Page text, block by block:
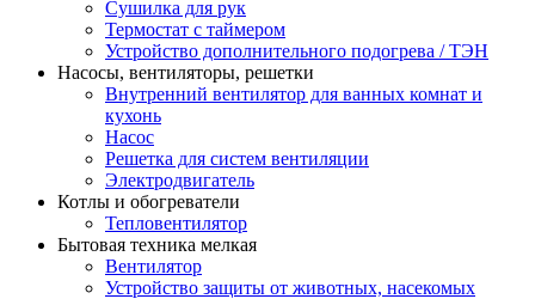
Сушилка для рук
Термостат с таймером
Устройство дополнительного подогрева / ТЭН
Насосы, вентиляторы, решетки
Внутренний вентилятор для ванных комнат и
кухонь
Насос
Решетка для систем вентиляции
Электродвигатель
Котлы и обогреватели
Тепловентилятор
Бытовая техника мелкая
Вентилятор
Устройство защиты от животных, насекомых